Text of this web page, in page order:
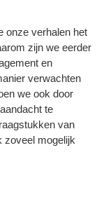
onze verhalen het
zijn we eerder
en
verwachten
we ook door
te
van
zoveel mogelijk